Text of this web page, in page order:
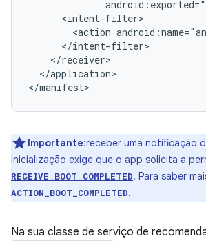
<action
</application>
</manifest>
Importante:receber uma notificação
inicialização exige que o app solicita a
RECEIVE_BOOT_COMPLETED. Para saber
ACTION_BOOT_COMPLETED.
Na sua classe de serviço de